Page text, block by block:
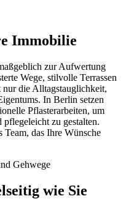
Immobilie
zur Aufwertung
Wege, stilvolle Terrassen
nur die Alltagstauglichkeit,
In Berlin setzen
Pflasterarbeiten, um
zu gestalten.
Team, das Ihre Wünsche
wie Sie